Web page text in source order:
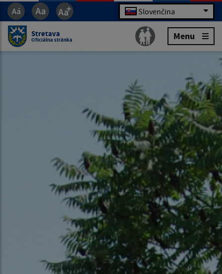
Slovenčina
Stretava
Oficiálna stránka Menu